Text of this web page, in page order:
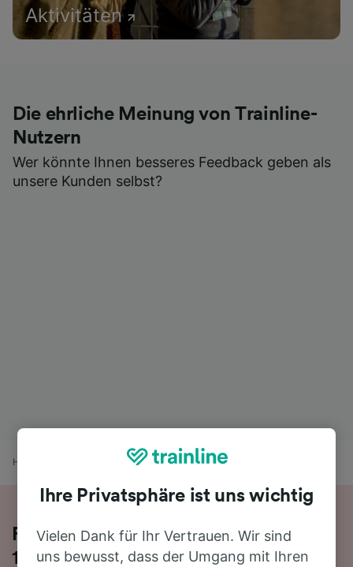
Aktivitäten
Die ehrliche Meinung von Trainline-
Nutzern
Wer könnte Ihnen besseres Feedback geben als
unsere Kunden selbst?
Home Friedrichshafen Stadt nach Krefeld
Reisen Sie mit dem Zug in 5 Stunden
19 Minuten von Friedrichshafen Stadt
Ihre Privatsphäre ist uns wichtig
Vielen Dank für Ihr Vertrauen. Wir sind
uns bewusst, dass der Umgang mit Ihren